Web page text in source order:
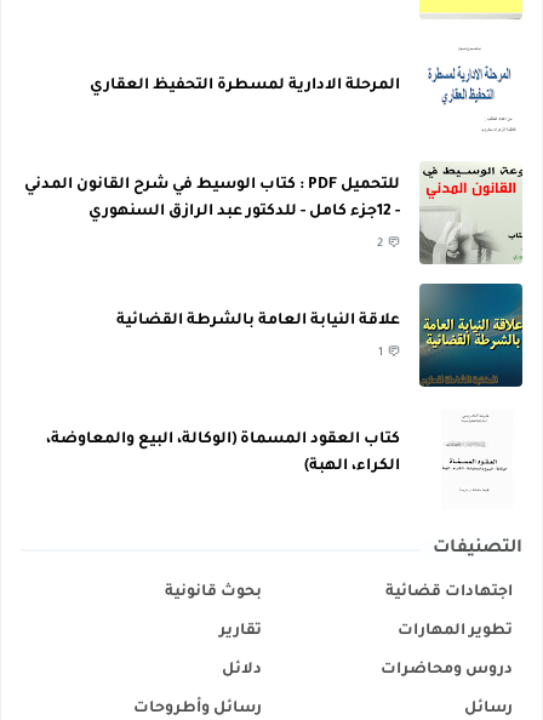
المرحلة الادارية لمسطرة التحفيظ العقاري
للتحميل PDF : كتاب الوسيط في شرح القانون المدني
- 12جزء كامل - للدكتور عبد الرازق السنهوري
2
علاقة النيابة العامة بالشرطة القضائية
1
كتاب العقود المسماة (الوكالة، البيع والمعاوضة،
الكراء، الهبة)
التصنيفات
اجتهادات قضائية بحوث قانونية
تطوير المهارات تقارير
دروس ومحاضرات دلائل
رسائل رسائل وأطروحات